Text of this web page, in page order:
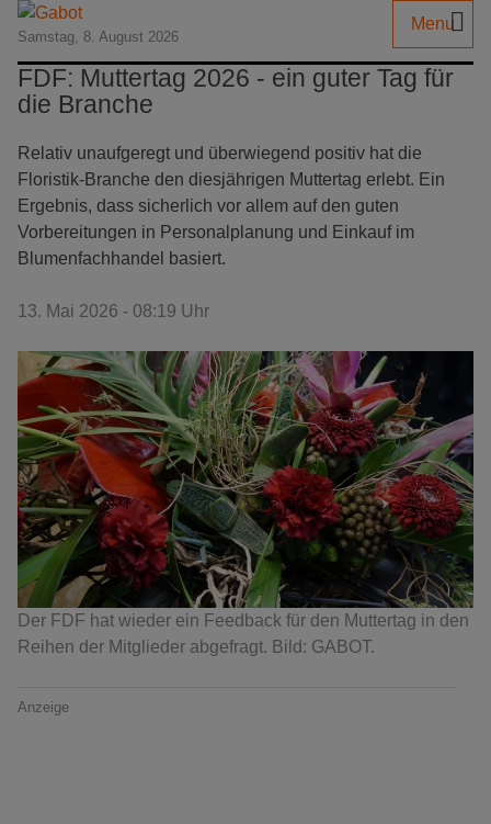
Samstag, 8. August 2026
Menu
FDF: Muttertag 2026 - ein guter Tag für
die Branche
Relativ unaufgeregt und überwiegend positiv hat die
Floristik-Branche den diesjährigen Muttertag erlebt. Ein
Ergebnis, dass sicherlich vor allem auf den guten
Vorbereitungen in Personalplanung und Einkauf im
Blumenfachhandel basiert.
13. Mai 2026 - 08:19 Uhr
Der FDF hat wieder ein Feedback für den Muttertag in den
Reihen der Mitglieder abgefragt. Bild: GABOT.
Anzeige